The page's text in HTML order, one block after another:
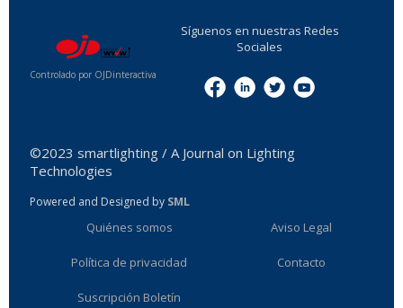
Controlado por OJDinteractiva
Síguenos en nuestras Redes
Sociales
©2023 smartlighting / A Journal on Lighting
Technologies
Powered and Designed by SML
Quiénes somos Aviso Legal
Política de privacidad Contacto
Suscripción Boletín